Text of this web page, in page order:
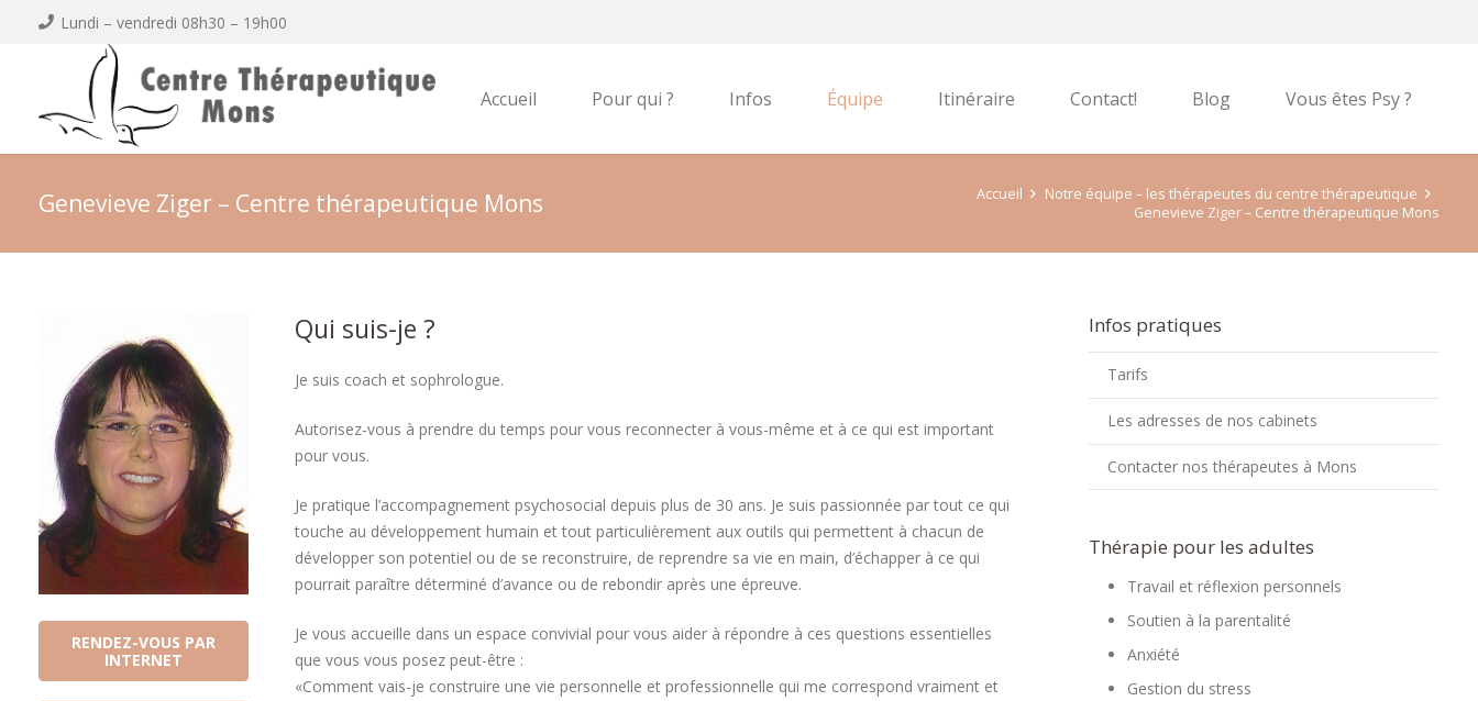
Lundi – vendredi 08h30 – 19h00
Accueil Pour qui ? Infos Équipe Itinéraire Contact! Blog Vous êtes Psy ?
Genevieve Ziger – Centre thérapeutique Mons Accueil
Notre équipe – les thérapeutes du centre thérapeutique
Genevieve Ziger – Centre thérapeutique Mons
RENDEZ-VOUS PAR
INTERNET
Qui suis-je ?
Je suis coach et sophrologue.
Autorisez-vous à prendre du temps pour vous reconnecter à vous-même et à ce qui est important
pour vous.
Je pratique l’accompagnement psychosocial depuis plus de 30 ans. Je suis passionnée par tout ce qui
touche au développement humain et tout particulièrement aux outils qui permettent à chacun de
développer son potentiel ou de se reconstruire, de reprendre sa vie en main, d’échapper à ce qui
pourrait paraître déterminé d’avance ou de rebondir après une épreuve.
Je vous accueille dans un espace convivial pour vous aider à répondre à ces questions essentielles
que vous vous posez peut-être :
«Comment vais-je construire une vie personnelle et professionnelle qui me correspond vraiment et
Infos pratiques
Tarifs
Les adresses de nos cabinets
Contacter nos thérapeutes à Mons
Thérapie pour les adultes
Travail et réflexion personnels
Soutien à la parentalité
Anxiété
Gestion du stress